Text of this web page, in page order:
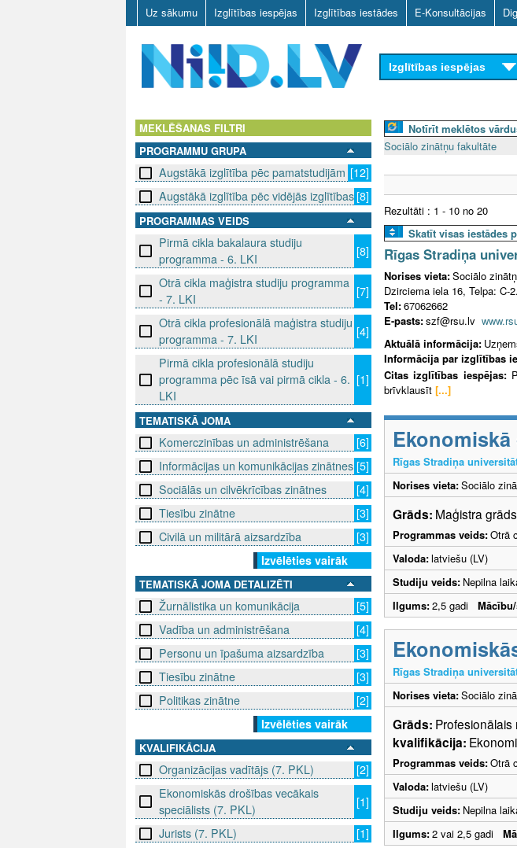
Skip
to
main
content
Uz sākumu Izglītības iespējas Izglītības iestādes E-Konsultācijas
D
Izglītības iespējas
MEKLĒŠANAS FILTRI
PROGRAMMU GRUPA
Augstākā izglītība pēc pamatstudijām [12]
Augstākā izglītība pēc vidējās izglītības [8]
PROGRAMMAS VEIDS
Pirmā cikla bakalaura studiju
programma - 6. LKI
[8]
Otrā cikla maģistra studiju programma
- 7. LKI
[7]
Otrā cikla profesionālā maģistra studiju
programma - 7. LKI
[4]
Pirmā cikla profesionālā studiju
programma pēc īsā vai pirmā cikla - 6.
LKI
[1]
TEMATISKĀ JOMA
Komerczinības un administrēšana
[6]
Informācijas un komunikācijas zinātnes [5]
Sociālās un cilvēkrīcības zinātnes
[4]
Tiesību zinātne
[3]
Civilā un militārā aizsardzība
[3]
Izvēlēties vairāk
TEMATISKĀ JOMA DETALIZĒTI
Žurnālistika un komunikācija
[5]
Vadība un administrēšana
[4]
Personu un īpašuma aizsardzība
[3]
Tiesību zinātne
[3]
Politikas zinātne
[2]
Izvēlēties vairāk
KVALIFIKĀCIJA
Organizācijas vadītājs (7. PKL)
[2]
Ekonomiskās drošības vecākais
speciālists (7. PKL)
[1]
Jurists (7. PKL)
[1]
Notīrīt meklētos
Sociālo zinātņu fakultāte
Rezultāti : 1 - 10 no 20
Skatīt visas iestādes
Rīgas Stradiņa
Norises vieta:Sociālo
Dzirciema iela 16, Telpa: C-
Tel:67062662
E-pasts:szf@rsu.lv
Aktuālā informācija:
Informācija par izglītības
Citas izglītības iespējas:
brīvklausīt [...]
Rīgas Stradiņa
Norises vieta:Sociālo
Grāds: Maģistra
Programmas veids:Otrā
Valoda:latviešu (LV)
Studiju veids: Nepilna
Ilgums:2,5 gadi
Rīgas Stradiņa
Norises vieta:Sociālo
Grāds:
kvalifikācija:
Programmas veids:Otrā
Valoda:latviešu (LV)
Studiju veids: Nepilna
Ilgums:2 vai 2,5 gadi